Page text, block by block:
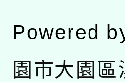
Powered
園市大園